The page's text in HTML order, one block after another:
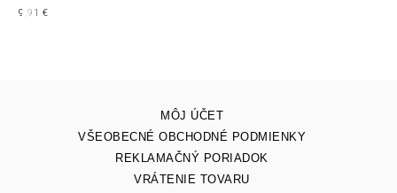
9,91 €
MÔJ ÚČET
VŠEOBECNÉ OBCHODNÉ PODMIENKY
REKLAMAČNÝ PORIADOK
VRÁTENIE TOVARU